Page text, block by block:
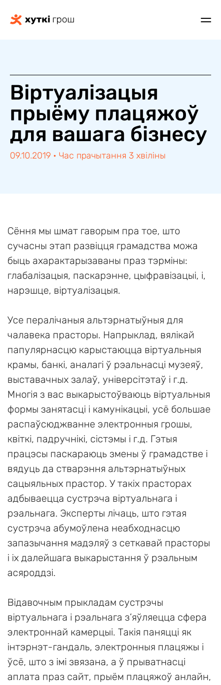
Віртуалізацыя
прыёму плацяжоў
для вашага бізнесу
09.10.2019 · Час прачытання 3 хвіліны
Сёння мы шмат гаворым пра тое, што
сучасны этап развіцця грамадства можа
быць ахарактарызаваны праз тэрміны:
глабалізацыя, паскарэнне, цыфравізацыі, і,
нарэшце, віртуалізацыя.
Усе пералічаныя альтэрнатыўныя для
чалавека прасторы. Напрыклад, вялікай
папулярнасцю карыстаюцца віртуальныя
крамы, банкі, аналагі ў рэальнасці музеяў,
выставачных залаў, універсітэтаў і г.д.
Многія з вас выкарыстоўваюць віртуальныя
формы занятасці і камунікацыі, усё большае
распаўсюджванне электронныя грошы,
квіткі, падручнікі, сістэмы і г.д. Гэтыя
працэсы паскараюць змены ў грамадстве і
вядуць да стварэння альтэрнатыўных
сацыяльных прастор. У такіх прасторах
адбываецца сустрэча віртуальнага і
рэальнага. Эксперты лічаць, што гэтая
сустрэча абумоўлена неабходнасцю
запазычання мадэляў з сеткавай прасторы
і іх далейшага выкарыстання ў рэальным
асяроддзі.
Відавочным прыкладам сустрэчы
віртуальнага і рэальнага з’яўляецца сфера
электроннай камерцыі. Такія паняцці як
інтэрнэт-гандаль, электронныя плацяжы і
ўсё, што з імі звязана, а ў прыватнасці
аплата праз сайт, прыём плацяжоў анлайн,